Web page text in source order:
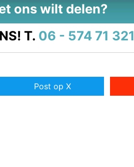
ons wilt delen?
T. 06 - 574 71 321
Post op X